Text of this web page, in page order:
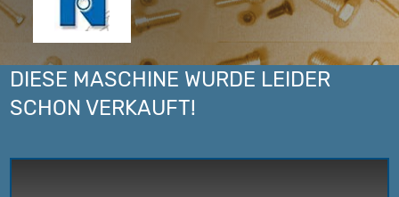
DIESE MASCHINE WURDE LEIDER
SCHON VERKAUFT!